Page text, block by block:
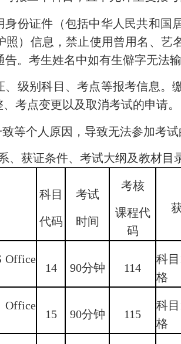
份证件（包括中华人民共和国
）信息，禁止使用曾用名、艺
。考生姓名中如有生僻字无法
级别科目、考点等报考信息。
考点变更以及取消考试的申请。
等个人原因，导致无法参加考试
、获证条件、考试大纲及教材目
科目
代码
考试
时间
考核
课程代
码
Office
14 90分钟 114
科
格
15 90分钟 115
科
格